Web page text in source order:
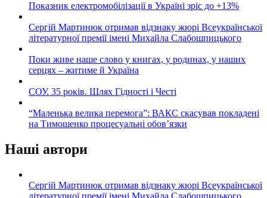
Показник електромобілізації в Україні зріс до +13%
Сергій Мартинюк отримав відзнаку жюрі Всеукраїнської
літературної премії імені Михайла Слабошпицького
Поки живе наше слово у книгах, у родинах, у наших
серцях – житиме й Україна
СОУ. 35 років. Шлях Гідності і Честі
“Маленька велика перемога”: ВАКС скасував покладені
на Тимошенко процесуальні обов’язки
Наші автори
Сергій Мартинюк отримав відзнаку жюрі Всеукраїнської
літературної премії імені Михайла Слабошпицького